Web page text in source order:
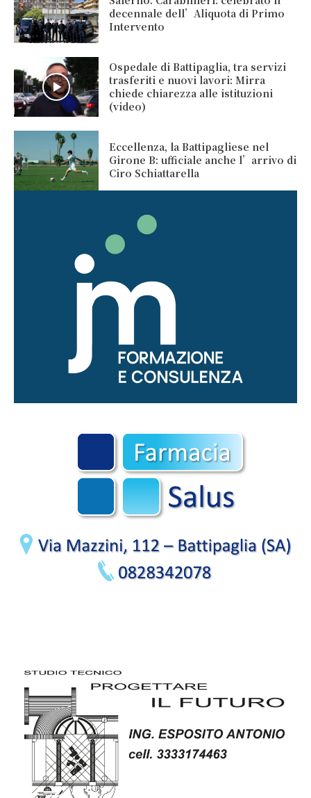
decennale dell’Aliquota di Primo
Intervento
Ospedale di Battipaglia, tra servizi
trasferiti e nuovi lavori: Mirra
chiede chiarezza alle istituzioni
(video)
Eccellenza, la Battipagliese nel
Girone B: ufficiale anche l’arrivo di
Ciro Schiattarella